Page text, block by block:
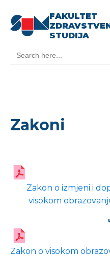
FAKULTET
STUDIJA
for:
Zakoni
Zakon o izmjeni i
visokom
Zakon o visokom